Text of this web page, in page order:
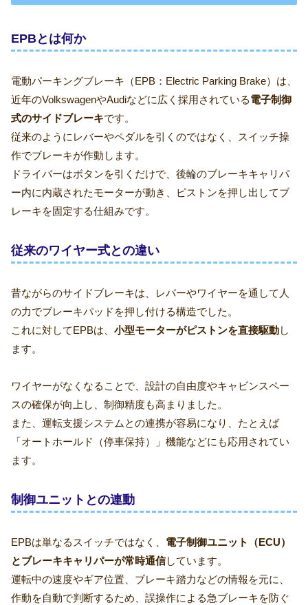
EPBとは何か
電動パーキングブレーキ（EPB：Electric Parking Brake）は、
近年のVolkswagenやAudiなどに広く採用されている電子制御
式のサイドブレーキです。
従来のようにレバーやペダルを引くのではなく、スイッチ操
作でブレーキが作動します。
ドライバーはボタンを引くだけで、後輪のブレーキキャリパ
ー内に内蔵されたモーターが動き、ピストンを押し出してブ
レーキを固定する仕組みです。
従来のワイヤー式との違い
昔ながらのサイドブレーキは、レバーやワイヤーを通して人
の力でブレーキパッドを押し付ける構造でした。
これに対してEPBは、 小型モーターがピストンを直接駆動し
ます。
ワイヤーがなくなることで、設計の自由度やキャビンスペー
スの確保が向上し、制御精度も高まりました。
また、運転支援システムとの連携が容易になり、たとえば
「オートホールド（停車保持）」機能などにも応用されてい
ます。
制御ユニットとの連動
EPBは単なるスイッチではなく、 電子制御ユニット（ECU）
とブレーキキャリパーが常時通信しています。
運転中の速度やギア位置、ブレーキ踏力などの情報を元に、
作動を自動で判断するため、誤操作による急ブレーキを防ぐ